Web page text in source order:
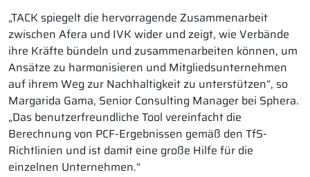
„TACK spiegelt die hervorragende Zusammenarbeit
zwischen Afera und IVK wider und zeigt, wie Verbände
ihre Kräfte bündeln und zusammenarbeiten können, um
Ansätze zu harmonisieren und Mitgliedsunternehmen
auf ihrem Weg zur Nachhaltigkeit zu unterstützen“, so
Margarida Gama, Senior Consulting Manager bei Sphera.
„Das benutzerfreundliche Tool vereinfacht die
Berechnung von PCF-Ergebnissen gemäß den TfS-
Richtlinien und ist damit eine große Hilfe für die
einzelnen Unternehmen.“